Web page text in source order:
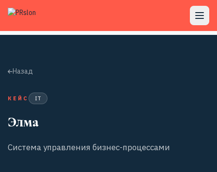
Назад
КЕЙС IT
Элма
Система управления бизнес-процессами